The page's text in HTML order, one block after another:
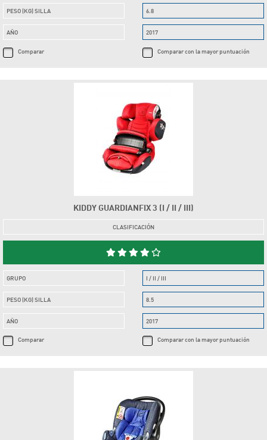
PESO (KG) SILLA
AÑO
Comparar
6.8
2017
Comparar con la mayor puntuación
KIDDY GUARDIANFIX 3 (I / II / III)
CLASIFICACIÓN
GRUPO
PESO (KG) SILLA
AÑO
Comparar
I / II / III
8.5
2017
Comparar con la mayor puntuación